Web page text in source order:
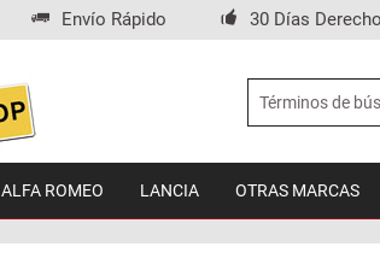
Envío Rápido 30 Días
ALFA ROMEO LANCIA OTRAS MARCAS